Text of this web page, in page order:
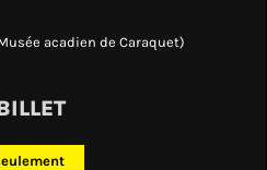
acadien de Caraquet)